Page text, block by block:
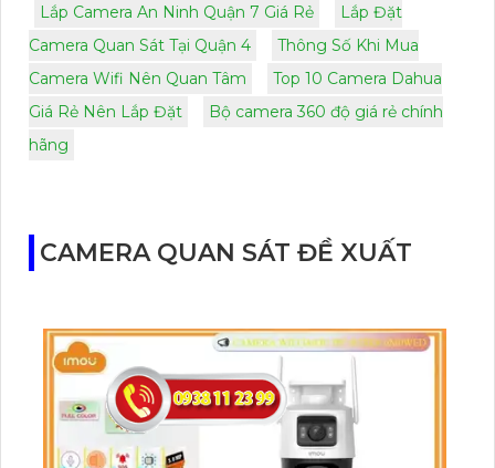
Lắp Camera An Ninh Quận 7 Giá Rẻ
Lắp Đặt
Camera Quan Sát Tại Quận 4
Thông Số Khi Mua
Camera Wifi Nên Quan Tâm
Top 10 Camera Dahua
Giá Rẻ Nên Lắp Đặt
Bộ camera 360 độ giá rẻ chính
hãng
CAMERA QUAN SÁT ĐỀ XUẤT